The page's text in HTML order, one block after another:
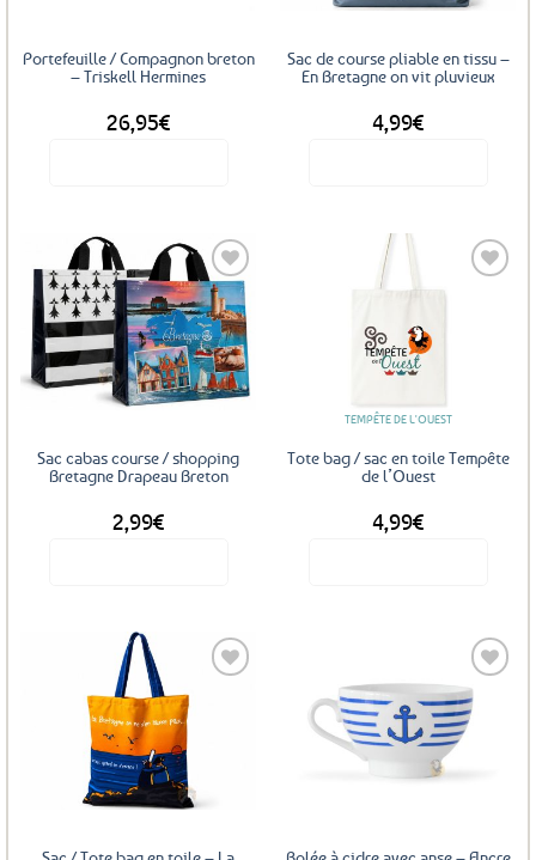
sur
Portefeuille / Compagnon breton
– Triskell Hermines
26,95€
Sac de course pliable en tissu –
En Bretagne on vit pluvieux
4,99€
Ajouter
aux
favoris
Sac cabas course / shopping
Bretagne Drapeau Breton
2,99€
TEMPÊTE DE L'OUEST
Tote bag / sac en toile Tempête
de l’Ouest
4,99€
Ajouter